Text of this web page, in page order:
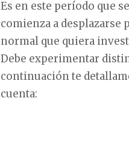
Es en este período que
comienza a desplazarse
normal que quiera
Debe experimentar
continuación te
cuenta: